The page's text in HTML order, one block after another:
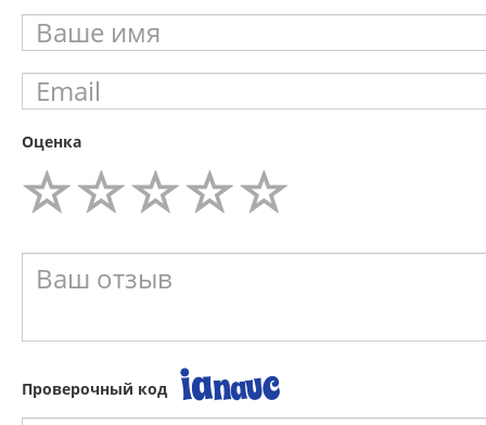
Оценка
Проверочный код